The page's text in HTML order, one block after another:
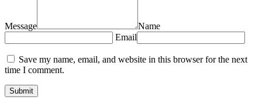
Message
Name
Email
Save my name, email, and website in this browser for the next
time I comment.